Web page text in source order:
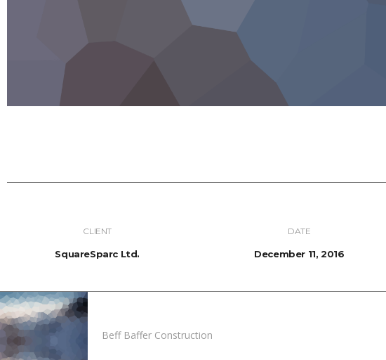
CLIENT
SquareSparc Ltd.
DATE
December 11, 2016
Beff Baffer Construction